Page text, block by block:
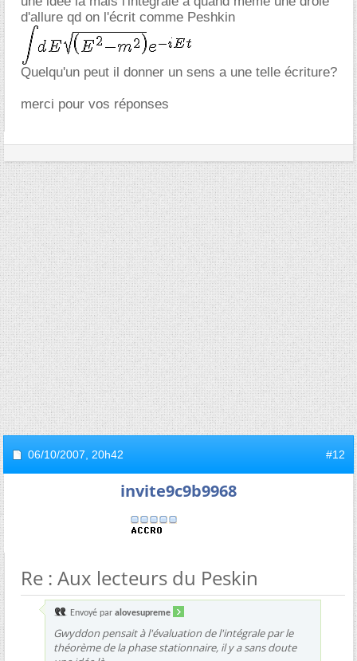
d'allure qd on l'écrit comme Peshkin
Quelqu'un peut il donner un sens a une telle écriture?
merci pour vos réponses
06/10/2007, 20h42 #12
invite9c9b9968
Re : Aux lecteurs du Peskin
Envoyé par alovesupreme
Gwyddon pensait à l'évaluation de l'intégrale par le
théorème de la phase stationnaire, il y a sans doute